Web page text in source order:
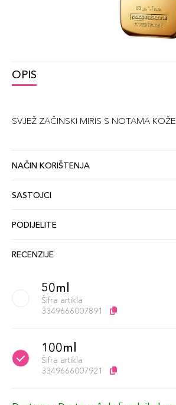
OPIS
SVJEŽ ZAČINSKI MIRIS S NOTAMA KOŽE
NAČIN KORIŠTENJA
SASTOJCI
PODIJELITE
RECENZIJE
50ml
Šifra artikla
3349666007891
100ml
Šifra artikla
3349666007921